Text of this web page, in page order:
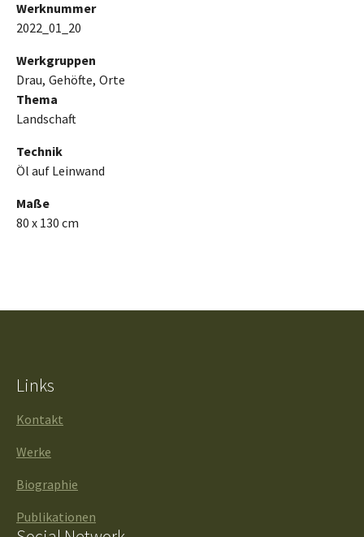
Werknummer
2022_01_20
Werkgruppen
Drau Gehöfte Orte
Thema
Landschaft
Technik
Öl auf Leinwand
Maße
80 x 130 cm
Links
Kontakt
Werke
Biographie
Publikationen